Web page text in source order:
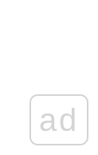
ad